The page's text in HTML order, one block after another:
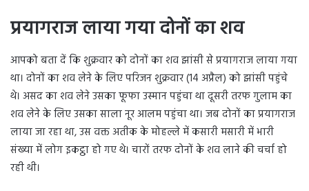
प्रयागराज लाया गया दोनों का शव
आपको बता दें कि शुक्रवार को दोनों का शव झांसी से प्रयागराज लाया गया
था। दोनों का शव लेने के लिए परिजन शुक्रवार (14 अप्रैल) को झांसी पहुंचे
थे। असद का शव लेने उसका फूफा उस्मान पहुंचा था दूसरी तरफ गुलाम का
शव लेने के लिए उसका साला नूर आलम पहुंचा था। जब दोनों का प्रयागराज
लाया जा रहा था, उस वक्त अतीक के मोहल्ले में कसारी मसारी में भारी
संख्या में लोग इकट्ठा हो गए थे। चारों तरफ दोनों के शव लाने की चर्चा हो
रही थी।